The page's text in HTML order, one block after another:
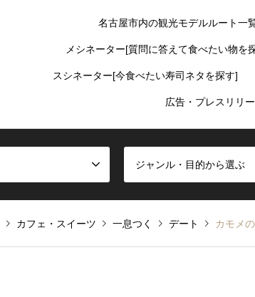
名古屋市内の観光モデルルート一
メシネーター[質問に答えて食べたい物を
スシネーター[今食べたい寿司ネタを探す]
広告・プレスリリ
ジャンル・目的から選ぶ
カフェ・スイーツ 一息つく デート カモメ